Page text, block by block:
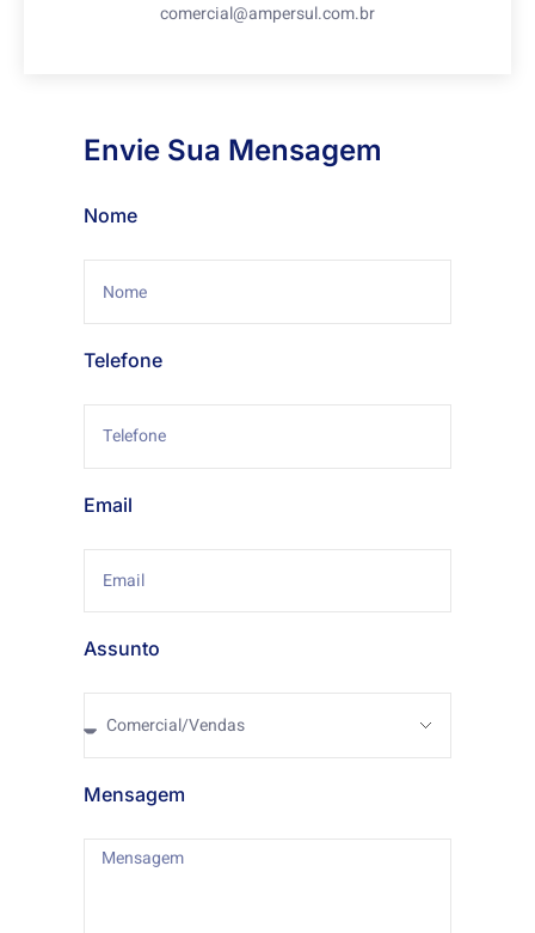
comercial@ampersul.com.br
Envie Sua Mensagem
Nome
Telefone
Email
Assunto
Mensagem